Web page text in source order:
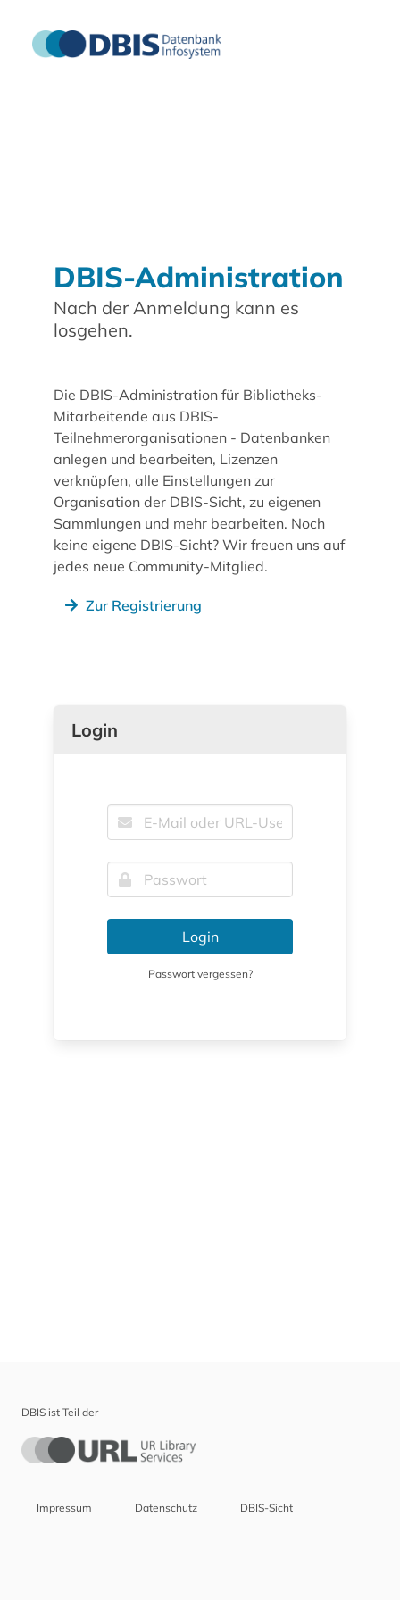
DBIS-Administration
Nach der Anmeldung kann es
losgehen.
Die DBIS-Administration für Bibliotheks-
Mitarbeitende aus DBIS-
Teilnehmerorganisationen - Datenbanken
anlegen und bearbeiten, Lizenzen
verknüpfen, alle Einstellungen zur
Organisation der DBIS-Sicht, zu eigenen
Sammlungen und mehr bearbeiten. Noch
keine eigene DBIS-Sicht? Wir freuen uns auf
jedes neue Community-Mitglied.
Zur Registrierung
Login
Login
Passwort vergessen?
DBIS ist Teil der
Impressum Datenschutz DBIS-Sicht